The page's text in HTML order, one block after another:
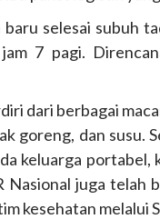
selesai subuh
7 pagi.
dari berbagai
goreng, dan susu.
keluarga portabel,
Nasional juga telah
kesehatan melalui